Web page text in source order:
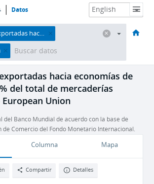
Datos
Temas Datos y recursos Sobre nosotros
alto (% del total de mercaderías exportadas)
hacia economías de
del total de mercaderías
Union
del Banco Mundial de acuerdo con la base de
de Comercio del Fondo Monetario Internacional.
Columna Mapa
Compartir Detalles